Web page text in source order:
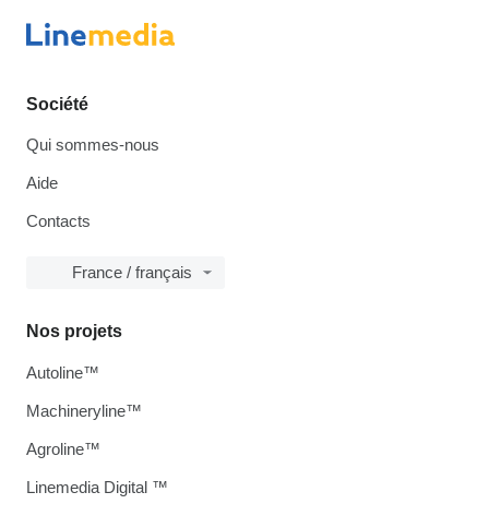
Société
Qui sommes-nous
Aide
Contacts
France / français
Nos projets
Autoline™
Machineryline™
Agroline™
Linemedia Digital ™